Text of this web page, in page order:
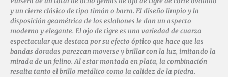
y un cierre clásico de tipo timón o barra. El diseño limpio y la
disposición geométrica de los eslabones le dan un aspecto
moderno y elegante. El ojo de tigrees una variedad de cuarzo
espectacular que destaca por su efecto óptico que hace que las
bandas doradas parezcan moverse y brillar con la luz, imitando la
mirada de un felino. Al estar montada en plata, la combinación
resalta tanto el brillo metálico como la calidez de la piedra.